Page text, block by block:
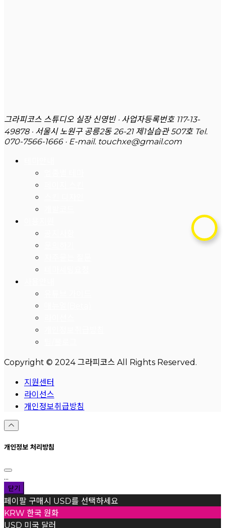
그라피코스 스튜디오 실장 신영빈 · 사업자등록번호 117-13-
49878 · 서울시 노원구 공릉2동 26-21 제1실습관 507호 Tel.
070-7566-1666 · E-mail. touchxe@gmail.com
Copyright © 2024 그라피코스 All Rights Reserved.
지원센터
라이선스
개인정보취급방침
개인정보 처리방침
...
닫기
페이팔 구매시 USD를 선택하세요
KRW 한국 원화
USD 미국 달러